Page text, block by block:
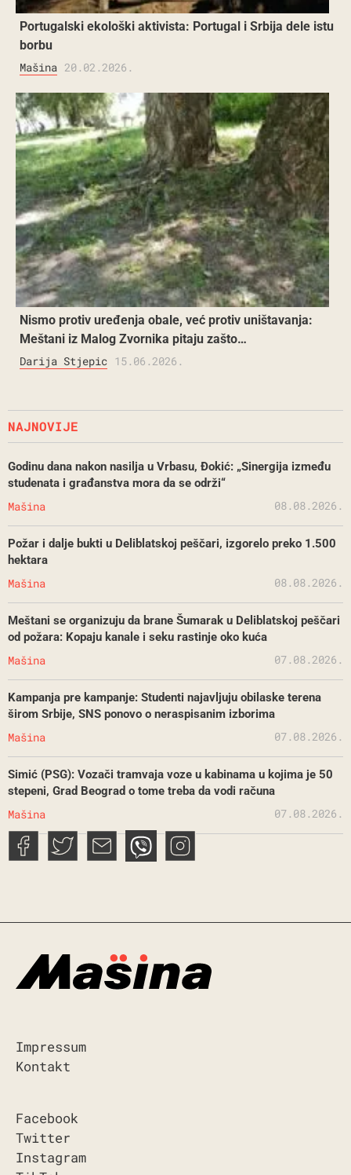
Portugalski ekološki aktivista: Portugal i Srbija dele istu
borbu
Mašina 20.02.2026.
Nismo protiv uređenja obale, već protiv uništavanja:
Meštani iz Malog Zvornika pitaju zašto…
Darija Stjepic 15.06.2026.
NAJNOVIJE
Godinu dana nakon nasilja u Vrbasu, Đokić: „Sinergija između
studenata i građanstva mora da se održi“
Mašina 08.08.2026.
Požar i dalje bukti u Deliblatskoj peščari, izgorelo preko 1.500
hektara
Mašina 08.08.2026.
Meštani se organizuju da brane Šumarak u Deliblatskoj peščari
od požara: Kopaju kanale i seku rastinje oko kuća
Mašina 07.08.2026.
Kampanja pre kampanje: Studenti najavljuju obilaske terena
širom Srbije, SNS ponovo o neraspisanim izborima
Mašina 07.08.2026.
Simić (PSG): Vozači tramvaja voze u kabinama u kojima je 50
stepeni, Grad Beograd o tome treba da vodi računa
Mašina 07.08.2026.
Impressum
Kontakt
Facebook
Twitter
Instagram